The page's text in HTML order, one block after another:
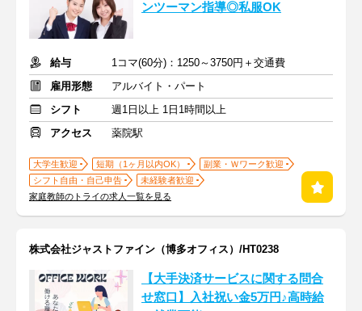
ンツーマン指導◎私服OK
給与
1コマ(60分)：1250～3750円＋交通費
雇用形態
アルバイト・パート
シフト
週1日以上 1日1時間以上
アクセス
薬院駅
大学生歓迎 短期（1ヶ月以内OK）
副業・Ｗワーク歓迎
シフト自由・自己申告
未経験者歓迎
家庭教師のトライの求人一覧を見る
株式会社ジャストファイン（博多オフィス）/HT0238
【大手決済サービスに関する問合
せ窓口】入社祝い金5万円♪高時給